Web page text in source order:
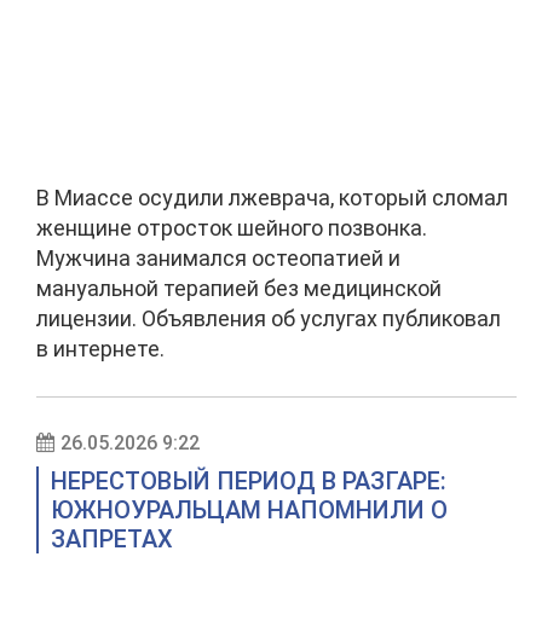
В Миассе осудили лжеврача, который сломал
женщине отросток шейного позвонка.
Мужчина занимался остеопатией и
мануальной терапией без медицинской
лицензии. Объявления об услугах публиковал
в интернете.
26.05.2026 9:22
НЕРЕСТОВЫЙ ПЕРИОД В РАЗГАРЕ:
ЮЖНОУРАЛЬЦАМ НАПОМНИЛИ О
ЗАПРЕТАХ